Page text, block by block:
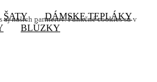
našich partnerov. Funkčné cookies sú v
ŠATY
DÁMSKE TEPLÁKY
BLÚZKY